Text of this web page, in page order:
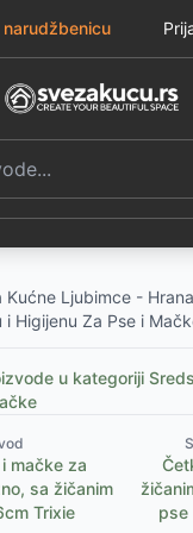
narudžbenicu
Kućne Ljubimce -
Higijenu Za Pse i
u kategoriji
mačke za
sa žičanim
Trixie
pse